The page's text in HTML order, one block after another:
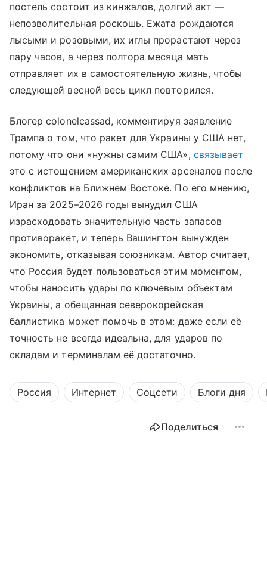
постель состоит из кинжалов, долгий акт —
непозволительная роскошь. Ежата рождаются
лысыми и розовыми, их иглы прорастают через
пару часов, а через полтора месяца мать
отправляет их в самостоятельную жизнь, чтобы
следующей весной весь цикл повторился.
Блогер colonelcassad, комментируя заявление
Трампа о том, что ракет для Украины у США нет,
потому что они «нужны самим США», связывает
это с истощением американских арсеналов после
конфликтов на Ближнем Востоке. По его мнению,
Иран за 2025–2026 годы вынудил США
израсходовать значительную часть запасов
противоракет, и теперь Вашингтон вынужден
экономить, отказывая союзникам. Автор считает,
что Россия будет пользоваться этим моментом,
чтобы наносить удары по ключевым объектам
Украины, а обещанная северокорейская
баллистика может помочь в этом: даже если её
точность не всегда идеальна, для ударов по
складам и терминалам её достаточно.
Россия Интернет Соцсети Блоги дня
Поделиться